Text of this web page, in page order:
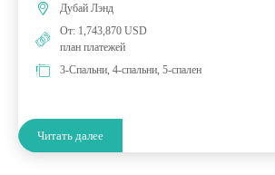
Дубай Лэнд
От: 1,743,870 USD
план платежей
3-Спальни, 4-спальни, 5-спален
Читать далее